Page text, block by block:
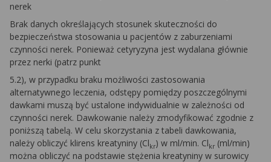
nerek
Brak danych określających stosunek skuteczności do
bezpieczeństwa stosowania u pacjentów z zaburzeniami
czynności nerek. Ponieważ cetyryzyna jest wydalana głównie
przez nerki (patrz punkt
5.2), w przypadku braku możliwości zastosowania
alternatywnego leczenia, odstępy pomiędzy poszczególnymi
dawkami muszą być ustalone indywidualnie w zależności od
czynności nerek. Dawkowanie należy zmodyfikować zgodnie z
poniższą tabelą. W celu skorzystania z tabeli dawkowania,
należy obliczyć klirens kreatyniny (Clkr) w ml/min. Clkr (ml/min)
można obliczyć na podstawie stężenia kreatyniny w surowicy